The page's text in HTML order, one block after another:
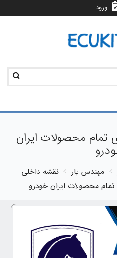
ورود
تمام محصولات ایران
مهندس یار
نقشه داخلی
محصولات ایران خودرو